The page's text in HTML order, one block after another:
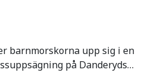
barnmorskorna upp sig i en
på Danderyds…